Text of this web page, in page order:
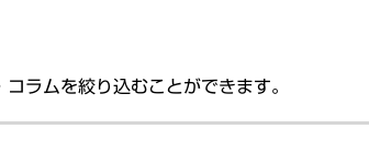
ラムを絞り込むことができます。